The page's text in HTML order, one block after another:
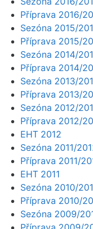
Příprava 2016/
Sezóna 2015/
Příprava 2015/
Sezóna 2014/
Příprava 2014/
Sezóna 2013/
Příprava 2013/
Sezóna 2012/
Příprava 2012/
EHT 2012
Sezóna 2011/
Příprava 2011/
EHT 2011
Sezóna 2010/
Příprava 2010/
Sezóna 2009/